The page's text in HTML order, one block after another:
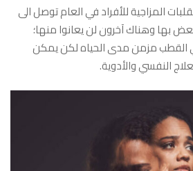
المزاجية للأفراد في العام توصل الى
بها وهناك آخرون لن يعانوا منها؛
القطب مزمن مدى الحياه لكن يمكن
النفسي والأدوية.